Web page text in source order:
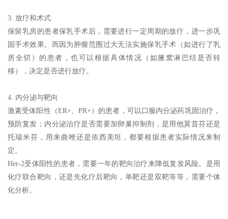
3. 放疗和术式
保留乳房的患者保乳手术后，需要进行一定周期的放疗，进一步巩
固手术效果。而因为肿瘤范围过大无法实施保乳手术（如进行了乳
房全切）的患者，也可以根据具体情况（如腋窝淋巴结是否转
移），决定是否进行放疗。
4. 内分泌与靶向
激素受体阳性（ER+、PR+）的患者，可以口服内分泌药巩固治疗，
预防复发；内分泌治疗是否需要加卵巢抑制剂，是用他莫昔芬还是
托瑞米芬，用来曲唑还是依西美坦，都要根据患者实际情况来制
定。
Her-2受体阳性的患者，需要一年的靶向治疗来降低复发风险。是用
化疗联合靶向，还是先化疗后靶向，单靶还是双靶等等，需要个体
化分析。